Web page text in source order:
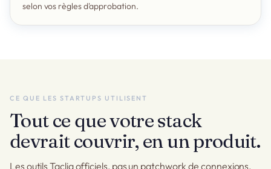
selon vos règles d'approbation.
CE QUE LES STARTUPS UTILISENT
Tout ce que votre stack
devrait couvrir, en un produit.
Les outils Taclia officiels, pas un patchwork de connexions.